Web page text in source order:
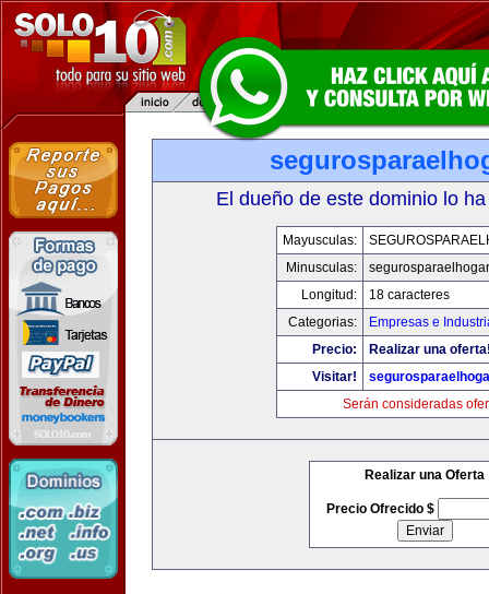
El dueño de este dominio lo
Mayusculas:
Minusculas:
Longitud:
18 caracteres
Categorias:
Empresas e
Precio:
Realizar una
Visitar!
Serán consideradas
Realizar una Oferta
Precio Ofrecido $